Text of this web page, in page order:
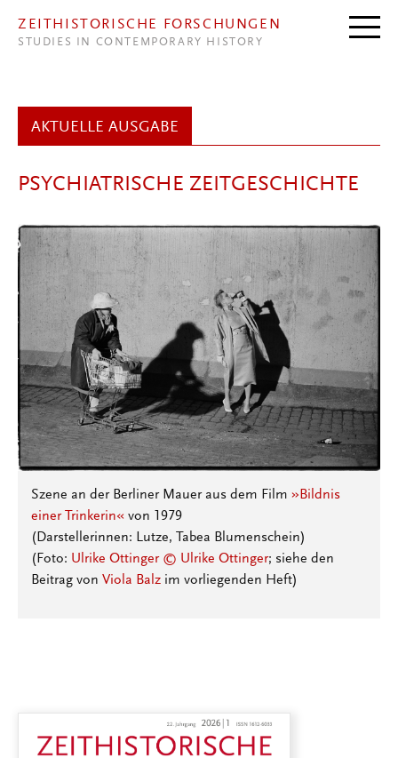
ZEITHISTORISCHE FORSCHUNGEN
STUDIES IN CONTEMPORARY HISTORY
AKTUELLE AUSGABE
PSYCHIATRISCHE ZEITGESCHICHTE
Szene an der Berliner Mauer aus dem Film »Bildnis
einer Trinkerin« von 1979
(Darstellerinnen: Lutze, Tabea Blumenschein)
(Foto: Ulrike Ottinger © Ulrike Ottinger; siehe den
Beitrag von Viola Balz im vorliegenden Heft)